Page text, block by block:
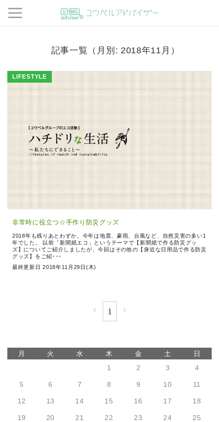
記事一覧（月別: 2018年11月）
非常時に役立つ☆手作り防災グッズ
2018年も残りあとわずか。今年は地震、豪雨、台風など、自然災害の多い1
年でした。 以前「新聞紙エコ」というテーマで【新聞紙で作る防災グッ
ズ】についてご紹介しましたが、今回はその他の【身近な日用品で作る防災
グッズ】をご紹･･･
最終更新日 2018年11月29日(木)
LIFESTYLE
‹ 1 ›
月 火 水 木 金 土 日
1 2 3 4
5 6 7 8 9 10 11
12 13 14 15 16 17 18
19 20 21 22 23 24 25